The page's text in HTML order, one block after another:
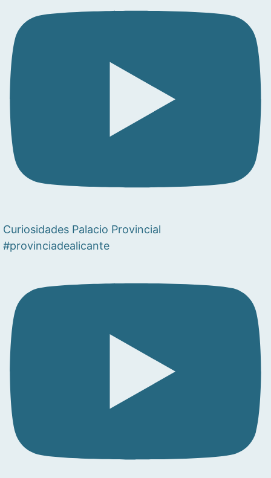
Curiosidades Palacio Provincial
#provinciadealicante